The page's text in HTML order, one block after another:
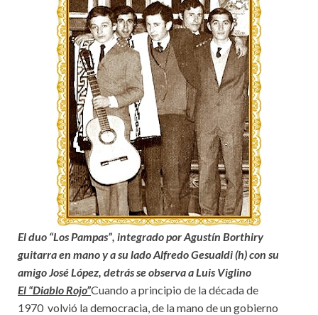
El duo “Los Pampas”, integrado por Agustín Borthiry
guitarra en mano y a su lado Alfredo Gesualdi (h) con su
amigo José López, detrás se observa a Luis Viglino
El “Diablo Rojo”Cuando a principio de la década de
1970 volvió la democracia, de la mano de un gobierno